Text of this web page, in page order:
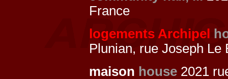
France
logements Archipel
Plunian, rue Joseph
maison house 2021